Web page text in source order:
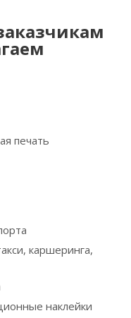
печать
каршеринга,
наклейки